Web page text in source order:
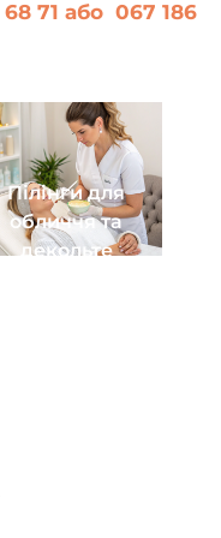
71 або 067 186
Пілінги для
обличчя та
декольте